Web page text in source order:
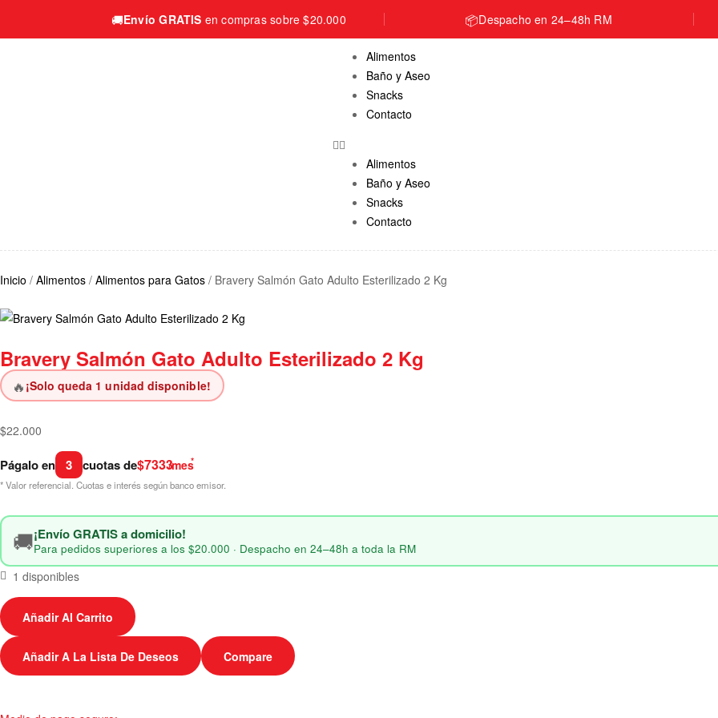
🚚Envío GRATIS en compras sobre $20.000 📦Despacho en 24–48h RM
Alimentos
Baño y Aseo
Snacks
Contacto
Alimentos
Baño y Aseo
Snacks
Contacto
Inicio / Alimentos / Alimentos para Gatos / Bravery Salmón Gato Adulto Esterilizado 2 Kg
Bravery Salmón Gato Adulto Esterilizado 2 Kg
🔥 ¡Solo queda 1 unidad disponible!
$22.000
Págalo en 3 cuotas de$7333/mes*
* Valor referencial. Cuotas e interés según banco emisor.
🚚¡Envío GRATIS a domicilio!
Para pedidos superiores a los $20.000 · Despacho en 24–48h a toda la RM
1 disponibles
Añadir Al Carrito
Añadir A La Lista De Deseos Compare